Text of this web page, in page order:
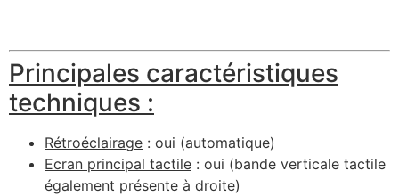
Principales caractéristiques
techniques :
Rétroéclairage : oui (automatique)
Ecran principal tactile : oui (bande verticale tactile
également présente à droite)